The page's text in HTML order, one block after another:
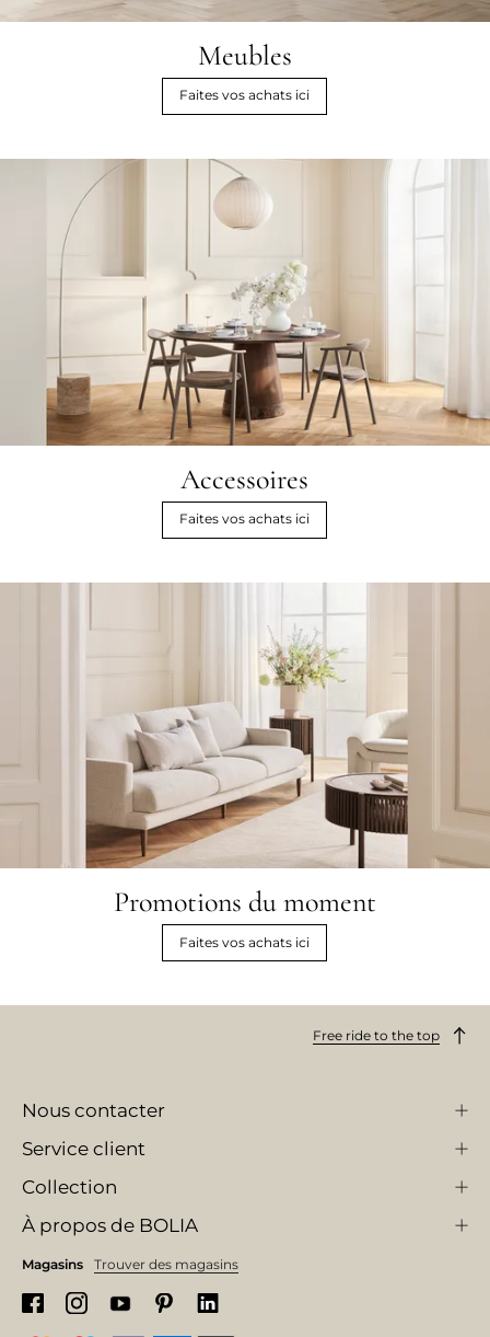
Meubles
Faites vos achats ici
Accessoires
Faites vos achats ici
Promotions du moment
Faites vos achats ici
Free ride to the top
Nous contacter
Service client
Collection
À propos de BOLIA
Magasins Trouver des magasins